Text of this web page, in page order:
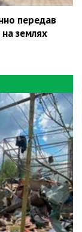
передав
на землях